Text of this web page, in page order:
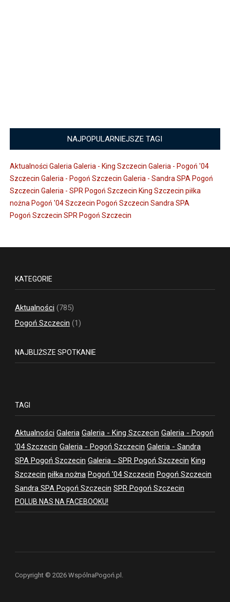
NAJPOPULARNIEJSZE TAGI
Aktualności Galeria Galeria - King Szczecin Galeria - Pogoń '04
Szczecin Galeria - Pogoń Szczecin Galeria - Sandra SPA Pogoń
Szczecin Galeria - SPR Pogoń Szczecin King Szczecin piłka
nożna Pogoń '04 Szczecin Pogoń Szczecin Sandra SPA
Pogoń Szczecin SPR Pogoń Szczecin
KATEGORIE
Aktualności (785)
Pogoń Szczecin (1)
NAJBLIŻSZE SPOTKANIE
TAGI
Aktualności Galeria Galeria - King Szczecin Galeria - Pogoń
'04 Szczecin Galeria - Pogoń Szczecin Galeria - Sandra
SPA Pogoń Szczecin Galeria - SPR Pogoń Szczecin King
Szczecin piłka nożna Pogoń '04 Szczecin Pogoń Szczecin
Sandra SPA Pogoń Szczecin SPR Pogoń Szczecin
POLUB NAS NA FACEBOOKU!
Copyright © 2026 WspólnaPogoń.pl.